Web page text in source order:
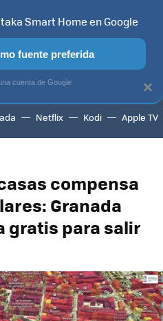
SMART TV SELECCIÓN
Netflix Kodi Apple TV
compensa
Granada
gratis para salir
×
Smart Home en Google
fuente preferida
cuenta de Google